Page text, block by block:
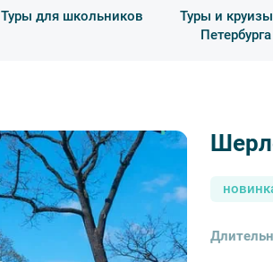
Туры для школьников
Туры и
Петербурга